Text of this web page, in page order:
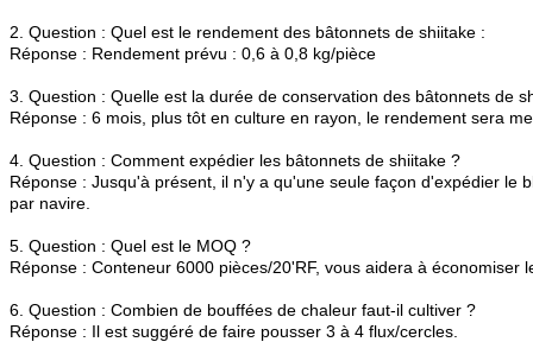
2. Question : Quel est le rendement des bâtonnets de shiitake :
Réponse : Rendement prévu : 0,6 à 0,8 kg/pièce
3. Question : Quelle est la durée de conservation des bâtonnets de
Réponse : 6 mois, plus tôt en culture en rayon, le rendement sera
4. Question : Comment expédier les bâtonnets de shiitake ?
Réponse : Jusqu'à présent, il n'y a qu'une seule façon d'expédier le
par navire.
5. Question : Quel est le MOQ ?
Réponse : Conteneur 6000 pièces/20'RF, vous aidera à économiser
6. Question : Combien de bouffées de chaleur faut-il cultiver ?
Réponse : Il est suggéré de faire pousser 3 à 4 flux/cercles.